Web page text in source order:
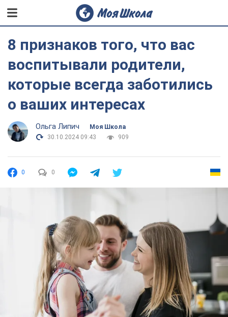
8 признаков того, что вас
воспитывали родители,
которые всегда заботились
о ваших интересах
Ольга Липич
Моя Школа
30.10.2024 09:43
909
0 0